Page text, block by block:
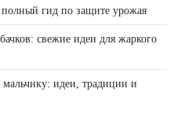
гид по защите урожая
свежие идеи для жаркого
идеи, традиции и